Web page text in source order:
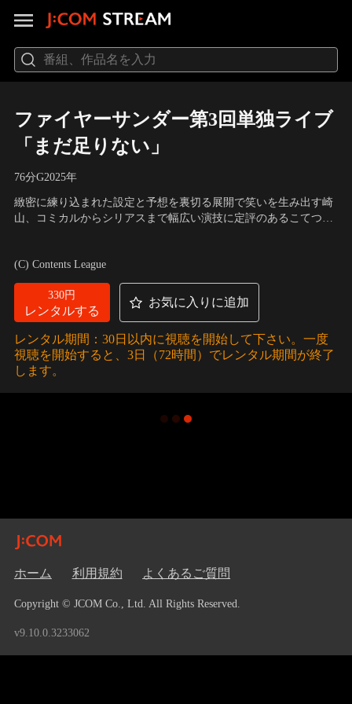
ファイヤーサンダー第3回単独ライブ
「まだ足りない」
76分G2025年
緻密に練り込まれた設定と予想を裏切る展開で笑いを生み出す崎
山、コミカルからシリアスまで幅広い演技に定評のあるこてつ。
と幕間の音声コントを完全収録。
(C) Contents League
330円
レンタルする
お気に入りに追加
レンタル期間：30日以内に視聴を開始して下さい。一度
視聴を開始すると、3日（72時間）でレンタル期間が終了
します。
ホーム 利用規約 よくあるご質問
Copyright © JCOM Co., Ltd. All Rights Reserved.
v9.10.0.3233062